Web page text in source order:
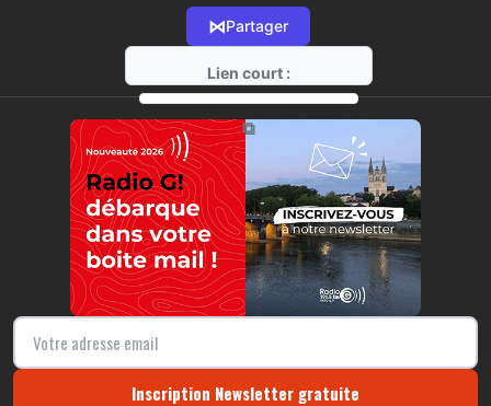
⋈Partager
Lien court :
https://radio-g.fr?19584
⧉
Inscription Newsletter gratuite